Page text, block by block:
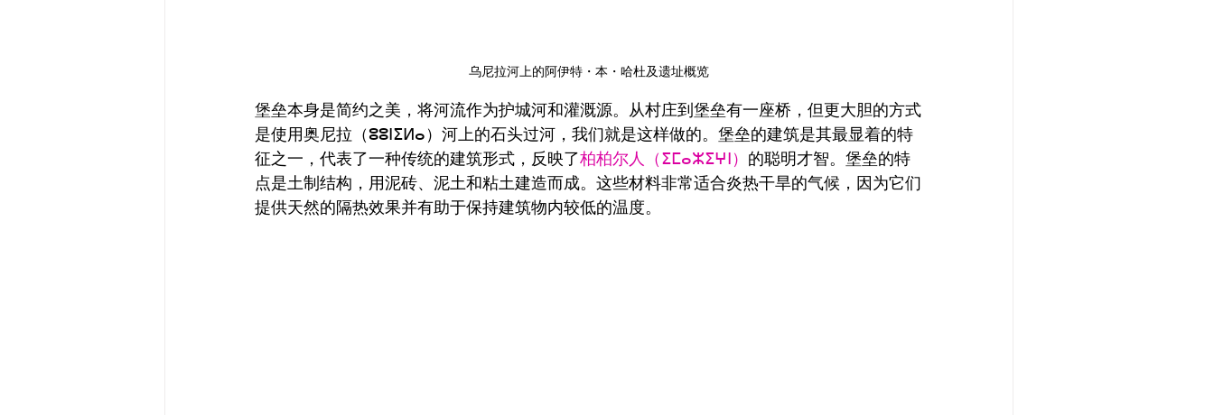
乌尼拉河上的阿伊特・本・哈杜及遗址概览
堡垒本身是简约之美，将河流作为护城河和灌溉源。从村庄到堡垒有一座桥，但更大胆的方式
是使用奥尼拉（ⵓⵓⵏⵉⵍⴰ）河上的石头过河，我们就是这样做的。堡垒的建筑是其最显着的特
征之一，代表了一种传统的建筑形式，反映了柏柏尔人（ⵉⵎⴰⵣⵉⵖⵏ） 的聪明才智。堡垒的特
点是土制结构，用泥砖、泥土和粘土建造而成。这些材料非常适合炎热干旱的气候，因为它们
提供天然的隔热效果并有助于保持建筑物内较低的温度。